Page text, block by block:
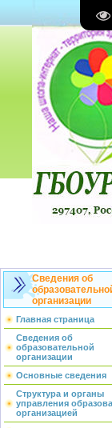
Сведения об
организации
Главная страница
Сведения об
образовательной
организации
Основные сведения
Структура и органы
управления
организацией